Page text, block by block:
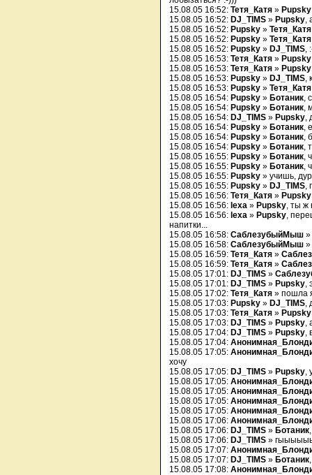
15.08.05 16:52: Тетя_Катя » Pupsky
15.08.05 16:52: DJ_TIMS » Pupsky,
15.08.05 16:52: Pupsky » Тетя_Катя
15.08.05 16:52: Pupsky » Тетя_Катя
15.08.05 16:52: Pupsky » DJ_TIMS,
15.08.05 16:53: Тетя_Катя » Pupsky
15.08.05 16:53: Тетя_Катя » Pupsky
15.08.05 16:53: Pupsky » DJ_TIMS,
15.08.05 16:53: Pupsky » Тетя_Катя
15.08.05 16:54: Pupsky » Ботаник,
15.08.05 16:54: Pupsky » Ботаник,
15.08.05 16:54: DJ_TIMS » Pupsky,
15.08.05 16:54: Pupsky » Ботаник,
15.08.05 16:54: Pupsky » Ботаник,
15.08.05 16:54: Pupsky » Ботаник,
15.08.05 16:55: Pupsky » Ботаник,
15.08.05 16:55: Pupsky » Ботаник,
15.08.05 16:55: Pupsky » учишь,
15.08.05 16:55: Pupsky » DJ_TIMS,
15.08.05 16:56: Тетя_Катя » Pupsky
15.08.05 16:56: lexa » Pupsky, ты ж
15.08.05 16:56: lexa » Pupsky,
напитки...
15.08.05 16:58: СаблезубыйМыш »
15.08.05 16:58: СаблезубыйМыш »
15.08.05 16:59: Тетя_Катя »
15.08.05 16:59: Тетя_Катя »
15.08.05 17:01: DJ_TIMS »
15.08.05 17:01: DJ_TIMS » Pupsky,
15.08.05 17:02: Тетя_Катя » пошла
15.08.05 17:03: Pupsky » DJ_TIMS,
15.08.05 17:03: Тетя_Катя » Pupsky
15.08.05 17:03: DJ_TIMS » Pupsky,
15.08.05 17:04: DJ_TIMS » Pupsky,
15.08.05 17:04:
15.08.05 17:05:
хочу
15.08.05 17:05: DJ_TIMS » Pupsky,
15.08.05 17:05:
15.08.05 17:05:
15.08.05 17:05:
15.08.05 17:05:
15.08.05 17:06:
15.08.05 17:06: DJ_TIMS » Ботаник
15.08.05 17:06: DJ_TIMS »
15.08.05 17:07:
15.08.05 17:07: DJ_TIMS » Ботаник
15.08.05 17:08: